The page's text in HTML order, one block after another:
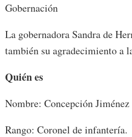
Gobernación
La gobernadora Sandra de
también su agradecimiento a
Quién es
Nombre: Concepción
Rango: Coronel de infantería.